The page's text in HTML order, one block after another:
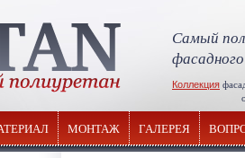
Самый
Коллекция
МОНТАЖ ГАЛЕРЕЯ